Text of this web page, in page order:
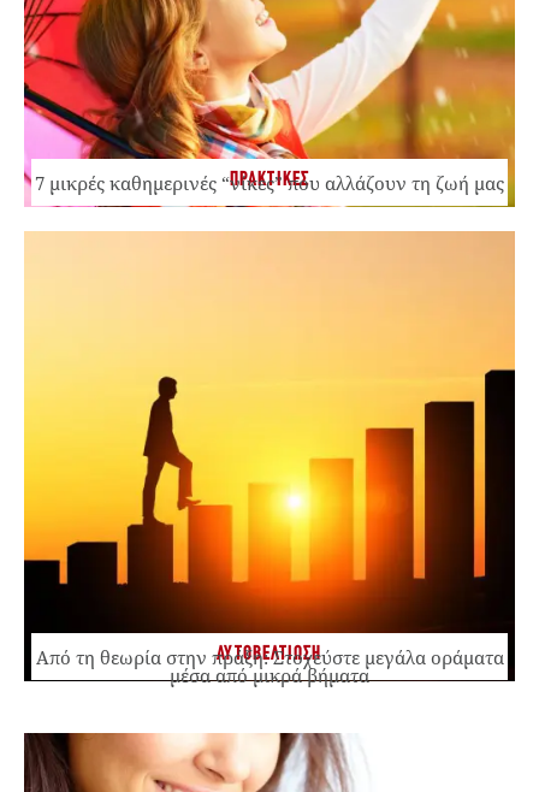
ΠΡΑΚΤΙΚΕΣ
7 μικρές καθημερινές “νίκες” που αλλάζουν τη ζωή μας
ΑΥΤΟΒΕΛΤΙΩΣΗ
Από τη θεωρία στην πράξη: Στοχεύστε μεγάλα οράματα
μέσα από μικρά βήματα